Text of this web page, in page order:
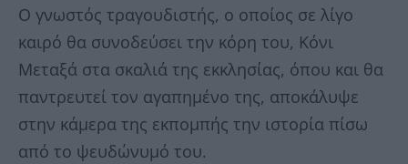
Ο γνωστός τραγουδιστής, ο οποίος σε λίγο
καιρό θα συνοδεύσει την κόρη του, Κόνι
Μεταξά στα σκαλιά της εκκλησίας, όπου και θα
παντρευτεί τον αγαπημένο της, αποκάλυψε
στην κάμερα της εκπομπής την ιστορία πίσω
από το ψευδώνυμό του.